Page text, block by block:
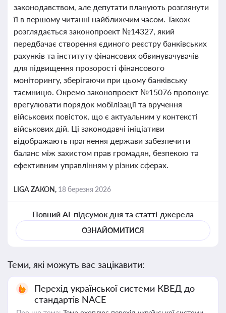
законодавством, але депутати планують розглянути
її в першому читанні найближчим часом. Також
розглядається законопроект №14327, який
передбачає створення єдиного реєстру банківських
рахунків та інституту фінансових обвинувачувачів
для підвищення прозорості фінансового
моніторингу, зберігаючи при цьому банківську
таємницю. Окремо законопроект №15076 пропонує
врегулювати порядок мобілізації та вручення
військових повісток, що є актуальним у контексті
військових дій. Ці законодавчі ініціативи
відображають прагнення держави забезпечити
баланс між захистом прав громадян, безпекою та
ефективним управлінням у різних сферах.
LIGA ZAKON, 18 березня 2026
Повний AI-підсумок дня та статті-джерела
ОЗНАЙОМИТИСЯ
Теми, які можуть вас зацікавити:
Перехід української системи КВЕД до
стандартів NACE